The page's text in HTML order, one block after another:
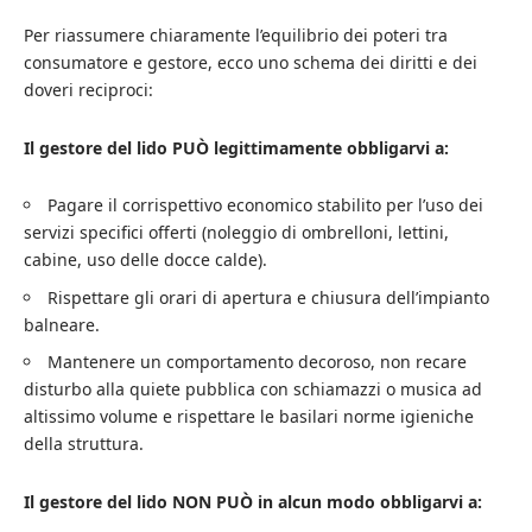
Per riassumere chiaramente l’equilibrio dei poteri tra
consumatore e gestore, ecco uno schema dei diritti e dei
doveri reciproci:
Il gestore del lido PUÒ legittimamente obbligarvi a:
Pagare il corrispettivo economico stabilito per l’uso dei
servizi specifici offerti (noleggio di ombrelloni, lettini,
cabine, uso delle docce calde).
Rispettare gli orari di apertura e chiusura dell’impianto
balneare.
Mantenere un comportamento decoroso, non recare
disturbo alla quiete pubblica con schiamazzi o musica ad
altissimo volume e rispettare le basilari norme igieniche
della struttura.
Il gestore del lido NON PUÒ in alcun modo obbligarvi a: